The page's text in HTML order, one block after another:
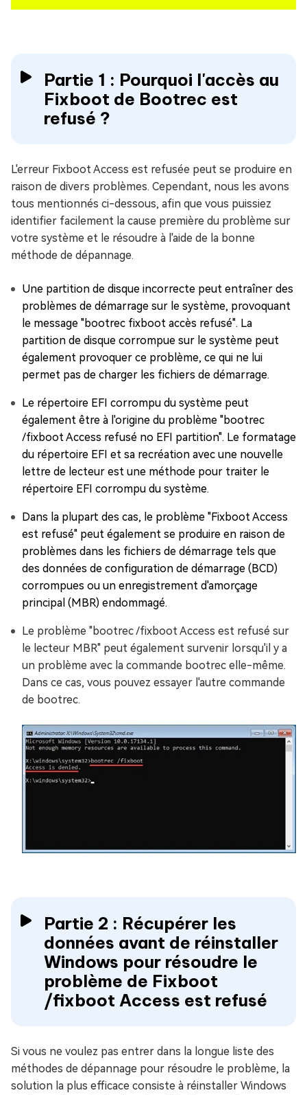
Partie 1 : Pourquoi l'accès au
Fixboot de Bootrec est
refusé ?
L'erreur Fixboot Access est refusée peut se produire en
raison de divers problèmes. Cependant, nous les avons
tous mentionnés ci-dessous, afin que vous puissiez
identifier facilement la cause première du problème sur
votre système et le résoudre à l'aide de la bonne
méthode de dépannage.
Une partition de disque incorrecte peut entraîner des
problèmes de démarrage sur le système, provoquant
le message "bootrec fixboot accès refusé". La
partition de disque corrompue sur le système peut
également provoquer ce problème, ce qui ne lui
permet pas de charger les fichiers de démarrage.
Le répertoire EFI corrompu du système peut
également être à l'origine du problème "bootrec
/fixboot Access refusé no EFI partition". Le formatage
du répertoire EFI et sa recréation avec une nouvelle
lettre de lecteur est une méthode pour traiter le
répertoire EFI corrompu du système.
Dans la plupart des cas, le problème "Fixboot Access
est refusé" peut également se produire en raison de
problèmes dans les fichiers de démarrage tels que
des données de configuration de démarrage (BCD)
corrompues ou un enregistrement d'amorçage
principal (MBR) endommagé.
Le problème "bootrec /fixboot Access est refusé sur
le lecteur MBR" peut également survenir lorsqu'il y a
un problème avec la commande bootrec elle-même.
Dans ce cas, vous pouvez essayer l'autre commande
de bootrec.
Partie 2 : Récupérer les
données avant de réinstaller
Windows pour résoudre le
problème de Fixboot
/fixboot Access est refusé
Si vous ne voulez pas entrer dans la longue liste des
méthodes de dépannage pour résoudre le problème, la
solution la plus efficace consiste à réinstaller Windows